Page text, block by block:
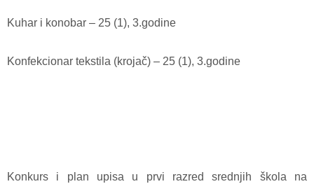
Kuhar i konobar – 25 (1), 3.godine
Konfekcionar tekstila (krojač) – 25 (1), 3.godine
Konkurs i plan upisa u prvi razred srednjih škola na